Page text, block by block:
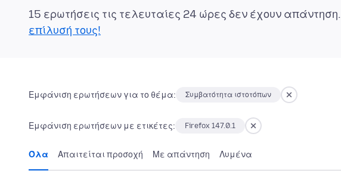
15 ερωτήσεις τις τελευταίες 24 ώρες δεν έχουν απάντηση.
επίλυσή τους!
Εμφάνιση ερωτήσεων για το θέμα: Συμβατότητα ιστοτόπων
Εμφάνιση ερωτήσεων με ετικέτες: Firefox 147.0.1
Όλα Απαιτείται προσοχή Με απάντηση Λυμένα